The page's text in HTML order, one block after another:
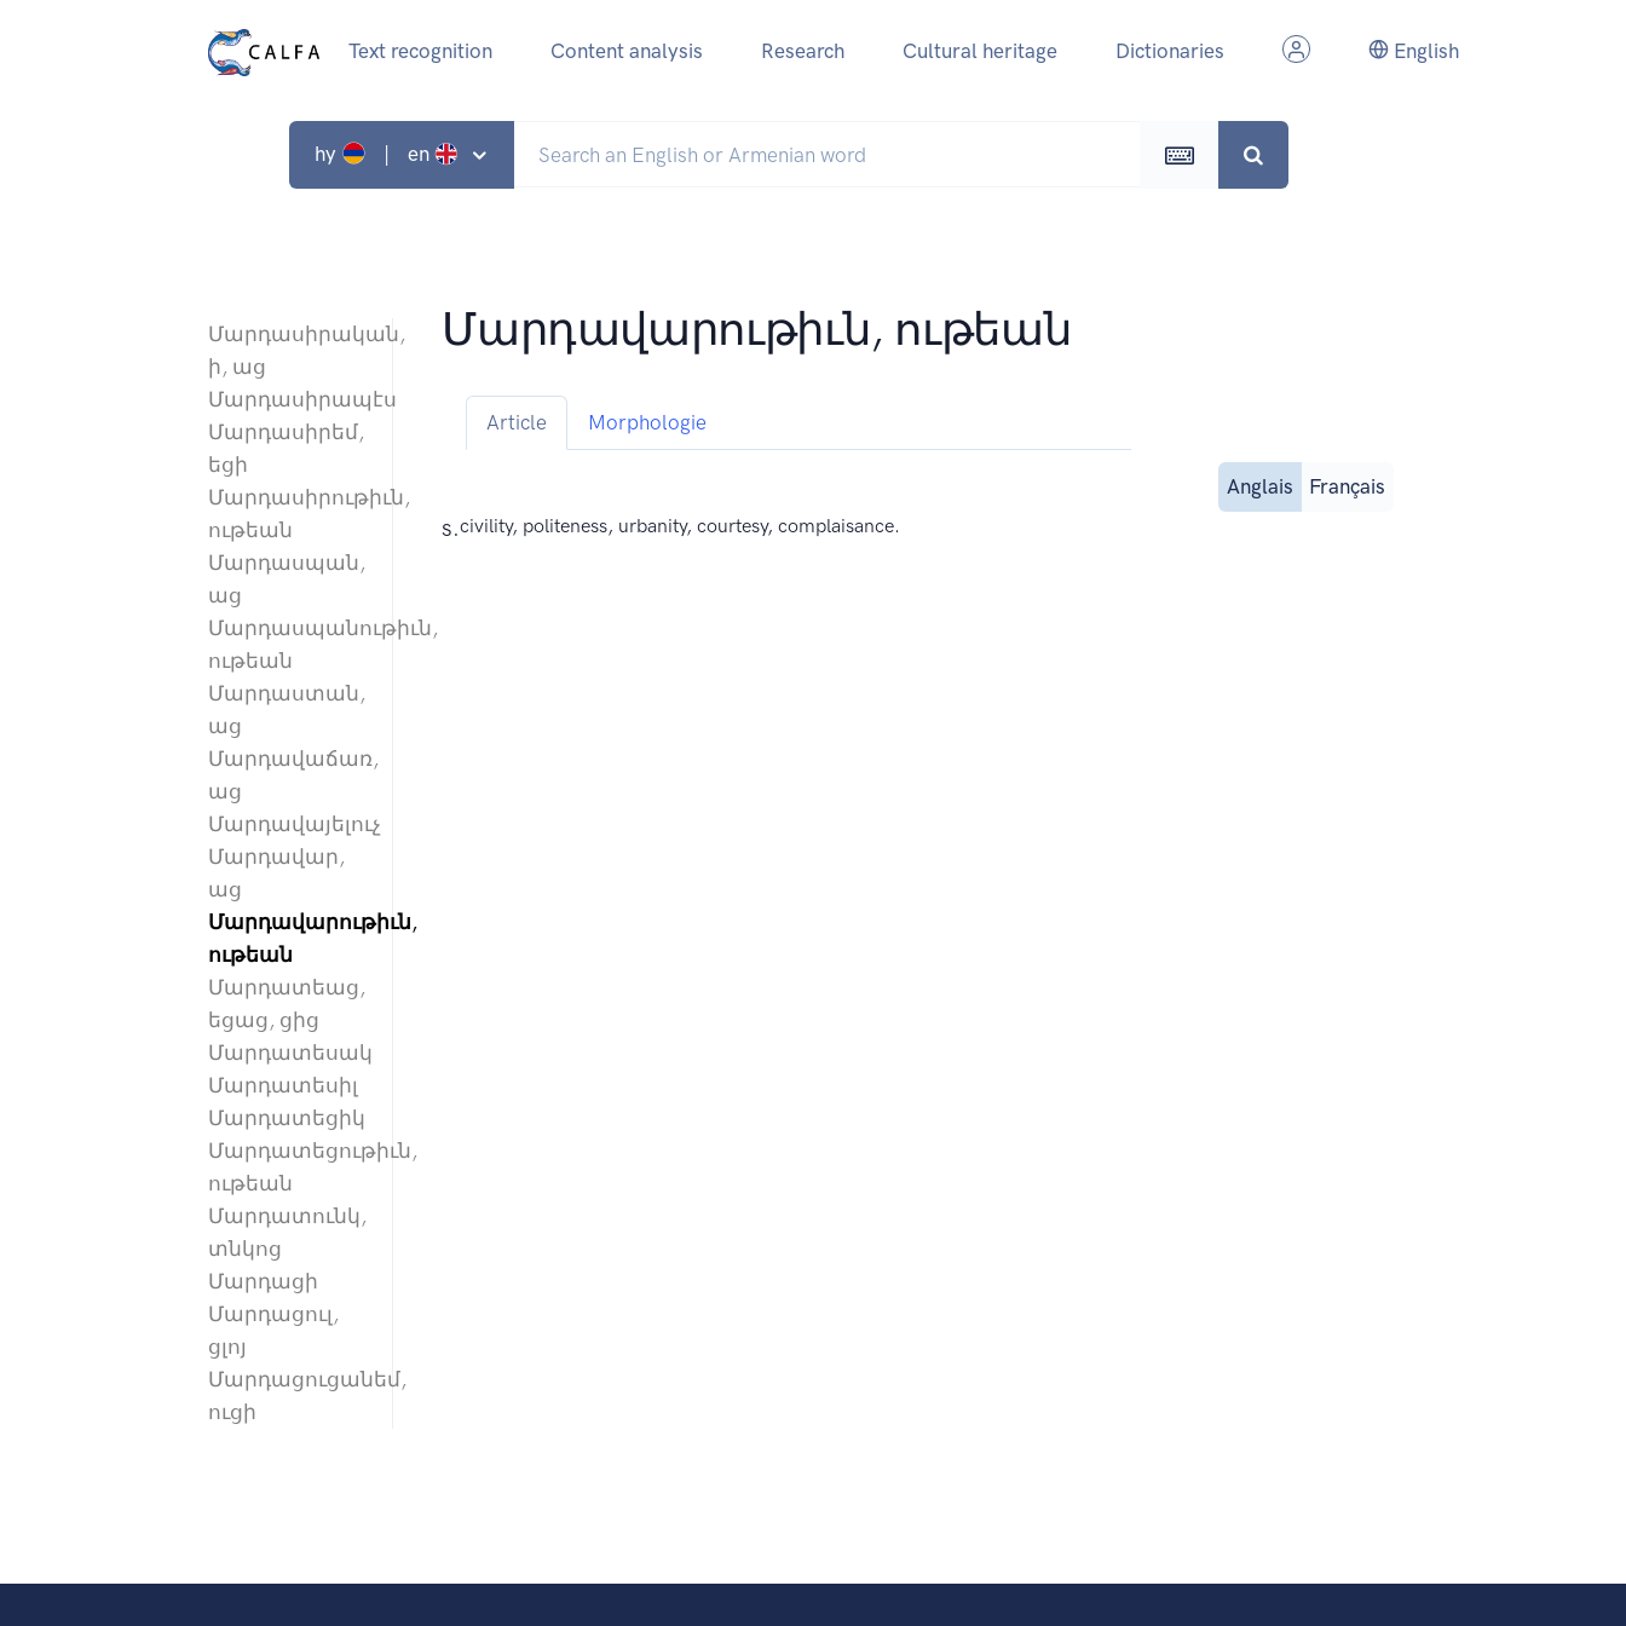
Text recognition Content analysis Research Cultural heritage Dictionaries English
hy | en
Մարդասիրական,
ի, աց
Մարդասիրապէս
Մարդասիրեմ,
եցի
Մարդասիրութիւն,
ութեան
Մարդասպան,
աց
Մարդասպանութիւն,
ութեան
Մարդաստան,
աց
Մարդավաճառ,
աց
Մարդավայելուչ
Մարդավար,
աց
Մարդավարութիւն,
ութեան
Մարդատեաց,
եցաց, ցից
Մարդատեսակ
Մարդատեսիլ
Մարդատեցիկ
Մարդատեցութիւն,
ութեան
Մարդատունկ,
տնկոց
Մարդացի
Մարդացուլ,
ցլոյ
Մարդացուցանեմ,
ուցի
Մարդավարութիւն, ութեան
Article Morphologie
Anglais Français
s.civility, politeness, urbanity, courtesy, complaisance.